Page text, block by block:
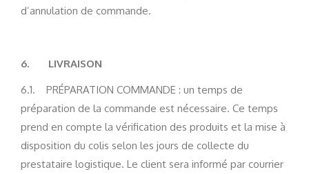
d’annulation de commande.
6. LIVRAISON
6.1. PRÉPARATION COMMANDE : un temps de
préparation de la commande est nécessaire. Ce temps
prend en compte la vérification des produits et la mise à
disposition du colis selon les jours de collecte du
prestataire logistique. Le client sera informé par courrier